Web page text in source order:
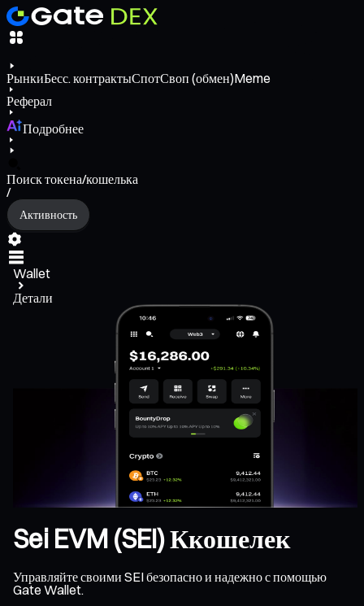
РынкиБесс. контрактыСпотСвоп (обмен)Meme
Реферал
Подробнее
Поиск токена/кошелька
/
Активность
Wallet
Детали
Sei EVM (SEI) Ккошелек
Управляйте своими SEI безопасно и надежно с помощью
Gate Wallet.